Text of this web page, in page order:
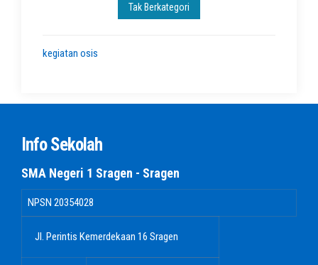
Tak Berkategori
kegiatan osis
Info Sekolah
SMA Negeri 1 Sragen - Sragen
NPSN 20354028
Jl. Perintis Kemerdekaan 16 Sragen